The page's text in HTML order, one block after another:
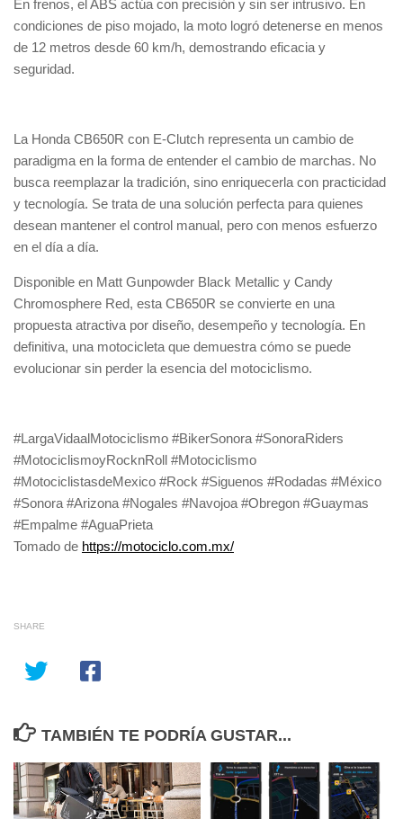
En frenos, el ABS actúa con precisión y sin ser intrusivo. En
condiciones de piso mojado, la moto logró detenerse en menos
de 12 metros desde 60 km/h, demostrando eficacia y
seguridad.
La Honda CB650R con E-Clutch representa un cambio de
paradigma en la forma de entender el cambio de marchas. No
busca reemplazar la tradición, sino enriquecerla con practicidad
y tecnología. Se trata de una solución perfecta para quienes
desean mantener el control manual, pero con menos esfuerzo
en el día a día.
Disponible en Matt Gunpowder Black Metallic y Candy
Chromosphere Red, esta CB650R se convierte en una
propuesta atractiva por diseño, desempeño y tecnología. En
definitiva, una motocicleta que demuestra cómo se puede
evolucionar sin perder la esencia del motociclismo.
#LargaVidaalMotociclismo #BikerSonora #SonoraRiders
#MotociclismoyRocknRoll #Motociclismo
#MotociclistasdeMexico #Rock #Siguenos #Rodadas #México
#Sonora #Arizona #Nogales #Navojoa #Obregon #Guaymas
#Empalme #AguaPrieta
Tomado de https://motociclo.com.mx/
SHARE
TAMBIÉN TE PODRÍA GUSTAR...